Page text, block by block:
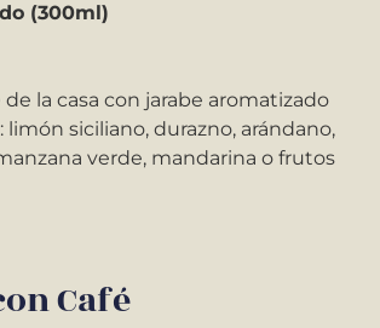
(300ml)
la casa con jarabe aromatizado
limón siciliano, durazno, arándano,
verde, mandarina o frutos
Café